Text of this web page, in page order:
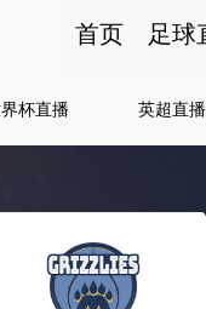
首页 足球
杯直播 英超直播